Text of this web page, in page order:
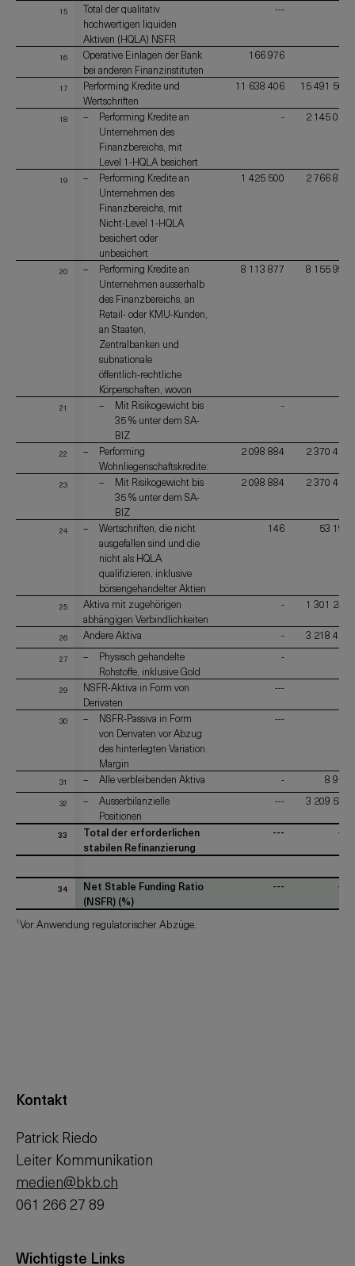
15
Total der qualitativ
hochwertigen liquiden
Aktiven (HQLA) NSFR
---
16
Operative Einlagen der Bank
bei anderen Finanzinstituten
166 976
17
Performing Kredite und
Wertschriften
11 638 406 15 491 502
18
Performing Kredite an
Unternehmen des
Finanzbereichs, mit
Level 1-HQLA besichert
- 2 145 029
19
Performing Kredite an
Unternehmen des
Finanzbereichs, mit
Nicht-Level 1-HQLA
besichert oder
unbesichert
1 425 500 2 766 874
20
Performing Kredite an
Unternehmen ausserhalb
des Finanzbereichs, an
Retail- oder KMU-Kunden,
an Staaten,
Zentralbanken und
subnationale
öffentlich-rechtliche
Körperschaften, wovon
8 113 877 8 155 992
21
Mit Risikogewicht bis
35 % unter dem SA-
BIZ
-
22
Performing
Wohnliegenschaftskredite:
2 098 884 2 370 411
23
Mit Risikogewicht bis
35 % unter dem SA-
BIZ
2 098 884 2 370 411
24
Wertschriften, die nicht
ausgefallen sind und die
nicht als HQLA
qualifizieren, inklusive
börsengehandelter Aktien
146 53 195
25
Aktiva mit zugehörigen
abhängigen Verbindlichkeiten
- 1 301 247
26 Andere Aktiva - 3 218 450
27
Physisch gehandelte
Rohstoffe, inklusive Gold
-
29
NSFR-Aktiva in Form von
Derivaten
---
30
NSFR-Passiva in Form
von Derivaten vor Abzug
des hinterlegten Variation
Margin
---
31 Alle verbleibenden Aktiva - 8 920
32
Ausserbilanzielle
Positionen
--- 3 209 530
33
Total der erforderlichen
stabilen Refinanzierung
--- ---
34
Net Stable Funding Ratio
(NSFR) (%)
--- ---
1Vor Anwendung regulatorischer Abzüge.
Kontakt
Patrick Riedo
Leiter Kommunikation
medien@bkb.ch
061 266 27 89
Wichtigste Links